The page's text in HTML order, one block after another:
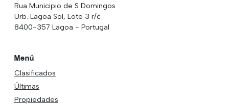
Rua Municipio de S Domingos
Urb. Lagoa Sol, Lote 3 r/c
8400-357 Lagoa - Portugal
Menú
Clasificados
Últimas
Propiedades